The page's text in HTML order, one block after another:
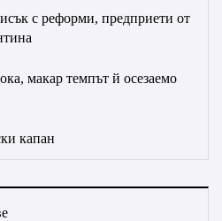
с реформи, предприети от
макар темпът й осезаемо
капан